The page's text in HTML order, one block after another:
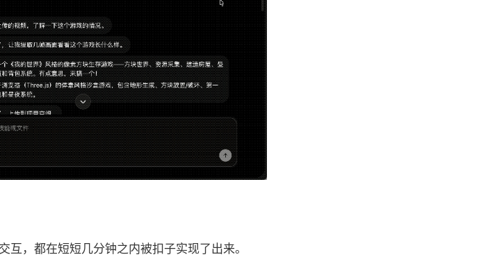
，都在短短几分钟之内被扣子实现了出来。